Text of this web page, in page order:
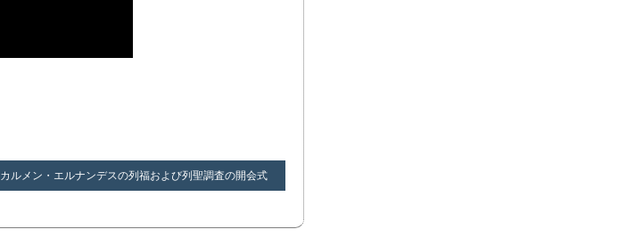
カルメン・エルナンデスの列福および列聖調査の開会式